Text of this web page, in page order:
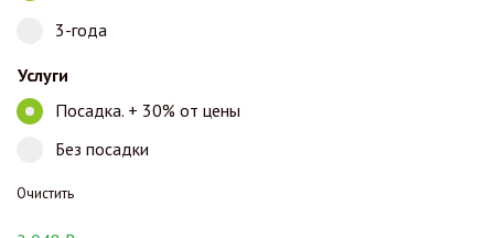
3-года
Услуги
Посадка. + 30% от цены
Без посадки
Очистить